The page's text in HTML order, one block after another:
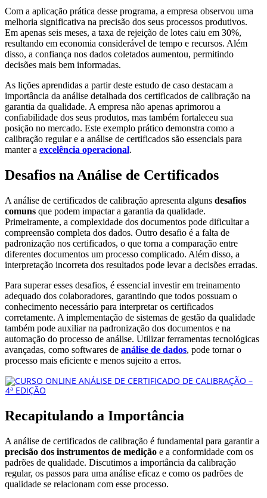
Com a aplicação prática desse programa, a empresa observou uma
melhoria significativa na precisão dos seus processos produtivos.
Em apenas seis meses, a taxa de rejeição de lotes caiu em 30%,
resultando em economia considerável de tempo e recursos. Além
disso, a confiança nos dados coletados aumentou, permitindo
decisões mais bem informadas.
As lições aprendidas a partir deste estudo de caso destacam a
importância da análise detalhada dos certificados de calibração na
garantia da qualidade. A empresa não apenas aprimorou a
confiabilidade dos seus produtos, mas também fortaleceu sua
posição no mercado. Este exemplo prático demonstra como a
calibração regular e a análise de certificados são essenciais para
manter a excelência operacional.
Desafios na Análise de Certificados
A análise de certificados de calibração apresenta alguns desafios
comuns que podem impactar a garantia da qualidade.
Primeiramente, a complexidade dos documentos pode dificultar a
compreensão completa dos dados. Outro desafio é a falta de
padronização nos certificados, o que torna a comparação entre
diferentes documentos um processo complicado. Além disso, a
interpretação incorreta dos resultados pode levar a decisões erradas.
Para superar esses desafios, é essencial investir em treinamento
adequado dos colaboradores, garantindo que todos possuam o
conhecimento necessário para interpretar os certificados
corretamente. A implementação de sistemas de gestão da qualidade
também pode auxiliar na padronização dos documentos e na
automação do processo de análise. Utilizar ferramentas tecnológicas
avançadas, como softwares de análise de dados, pode tornar o
processo mais eficiente e menos sujeito a erros.
Recapitulando a Importância
A análise de certificados de calibração é fundamental para garantir a
precisão dos instrumentos de medição e a conformidade com os
padrões de qualidade. Discutimos a importância da calibração
regular, os passos para uma análise eficaz e como os padrões de
qualidade se relacionam com esse processo.